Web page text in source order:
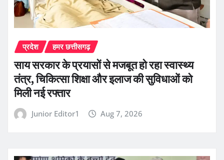
प्रदेश हमर छत्तीसगढ़
साय सरकार के प्रयासों से मजबूत हो रहा स्वास्थ्य
तंत्र, चिकित्सा शिक्षा और इलाज की सुविधाओं को
मिली नई रफ्तार
Junior Editor1 Aug 7, 2026